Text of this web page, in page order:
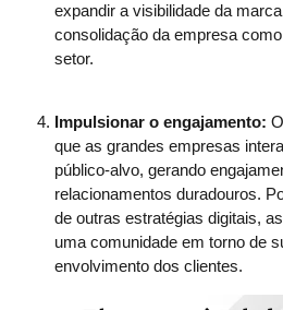
expandir a visibilidade da
consolidação da empresa
setor.
Impulsionar o engajamento:
que as grandes empresas
público-alvo, gerando
relacionamentos duradouros.
de outras estratégias digitais,
uma comunidade em torno de
envolvimento dos clientes.